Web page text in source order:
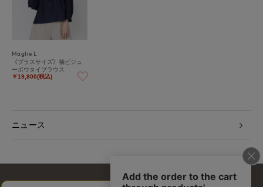
Maglie L
《プラスサイズ》袖ビジュ
ーボウタイブラウス
￥19,800(税込)
ニュース